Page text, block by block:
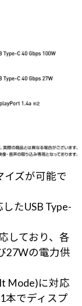
イズが可能で
たUSB Type-
しており、各
27Wの電力供
Mode)に対応
本でディスプ